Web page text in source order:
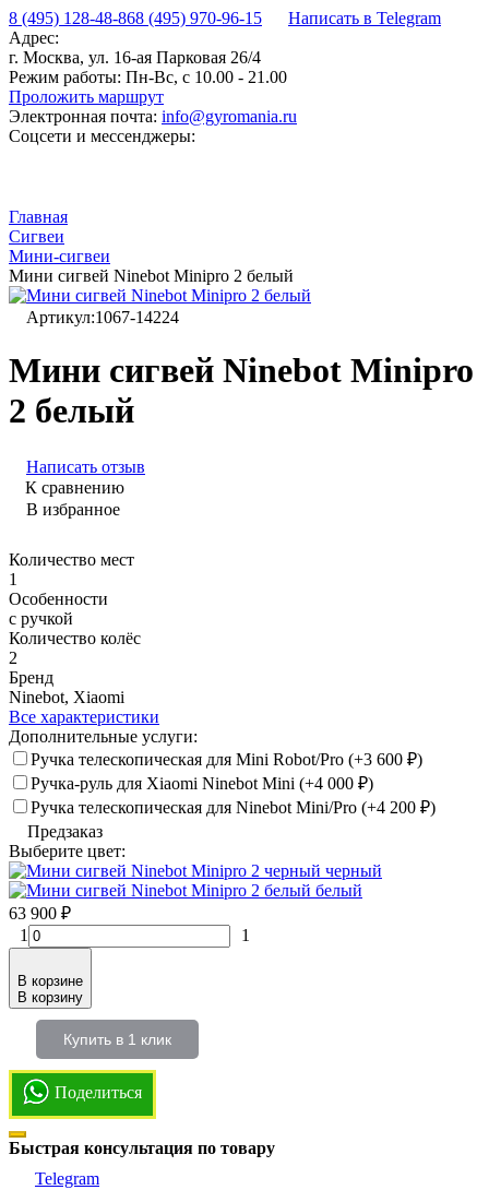
8 (495) 128-48-868 (495) 970-96-15
Написать в Telegram
Адрес:
г. Москва, ул. 16-ая Парковая 26/4
Режим работы: Пн-Вс, с 10.00 - 21.00
Проложить маршрут
Электронная почта: info@gyromania.ru
Соцсети и мессенджеры:
Главная
Сигвеи
Мини-сигвеи
Мини сигвей Ninebot Minipro 2 белый
Артикул:1067-14224
Мини сигвей Ninebot Minipro
2 белый
Написать отзыв
К сравнению
В избранное
Количество мест
1
Особенности
с ручкой
Количество колёс
2
Бренд
Ninebot, Xiaomi
Все характеристики
Дополнительные услуги:
Ручка телескопическая для Mini Robot/Pro (+3 600 ₽)
Ручка-руль для Xiaomi Ninebot Mini (+4 000 ₽)
Ручка телескопическая для Ninebot Mini/Pro (+4 200 ₽)
Предзаказ
Выберите цвет:
черный
белый
63 900 ₽
1
1
В корзине
В корзину
Купить в 1 клик
Поделиться
Быстрая консультация по товару
Telegram